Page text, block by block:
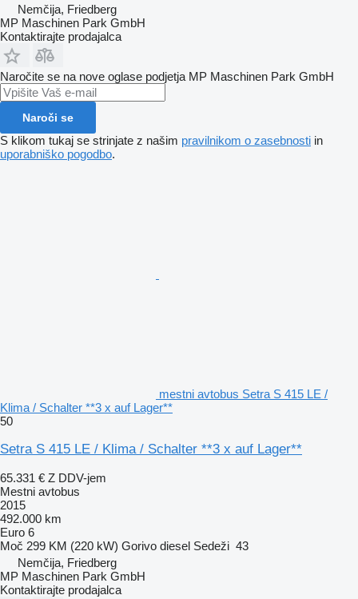
Nemčija, Friedberg
MP Maschinen Park GmbH
Kontaktirajte prodajalca
Naročite se na nove oglase podjetja MP Maschinen Park GmbH
Naroči se
S klikom tukaj se strinjate z našim pravilnikom o zasebnosti in
uporabniško pogodbo.
mestni avtobus Setra S 415 LE /
Klima / Schalter **3 x auf Lager**
50
Setra S 415 LE / Klima / Schalter **3 x auf Lager**
65.331 € Z DDV-jem
Mestni avtobus
2015
492.000 km
Euro 6
Moč 299 KM (220 kW) Gorivo diesel Sedeži 43
Nemčija, Friedberg
MP Maschinen Park GmbH
Kontaktirajte prodajalca